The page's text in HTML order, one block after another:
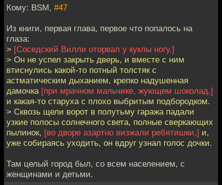
Кому: BSM, #47
Из книги, первая глава, первое что попалось на
глаза:
> [Соседский Вилли оторвал у куклы ногу.]
> Он не успел закрыть дверь, и вместе с ним
втиснулись какой-то потный толстяк с
астматическим дыханием, крепко надушенная
дамочка [при мрачном мальчике, жующем шоколад,]
и какая-то старуха с плохо выбритым подбородком.
> Сквозь щели ворот в полутьму гаража падали
узкие полосы солнечного света, полные сверкающих
пылинок, [во дворе азартно визжали ребятишки,] и,
уже собираясь уходить, он вдруг узнал голос дочки.
Там целый город был, со всем населением, с
женщинами и детьми.